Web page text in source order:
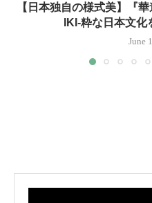
【日本独自の様式美】『
IKI-粋な日本文
June